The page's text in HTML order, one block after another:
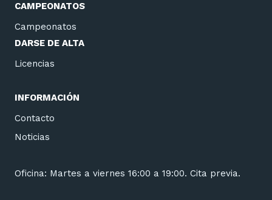
CAMPEONATOS
Campeonatos
DARSE DE ALTA
Licencias
INFORMACIÓN
Contacto
Noticias
Oficina: Martes a viernes 16:00 a 19:00. Cita previa.